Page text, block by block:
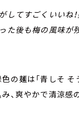
してすごくいいね！
た後も梅の風味が残
の麺は「青しそ そ
、爽やかで清涼感